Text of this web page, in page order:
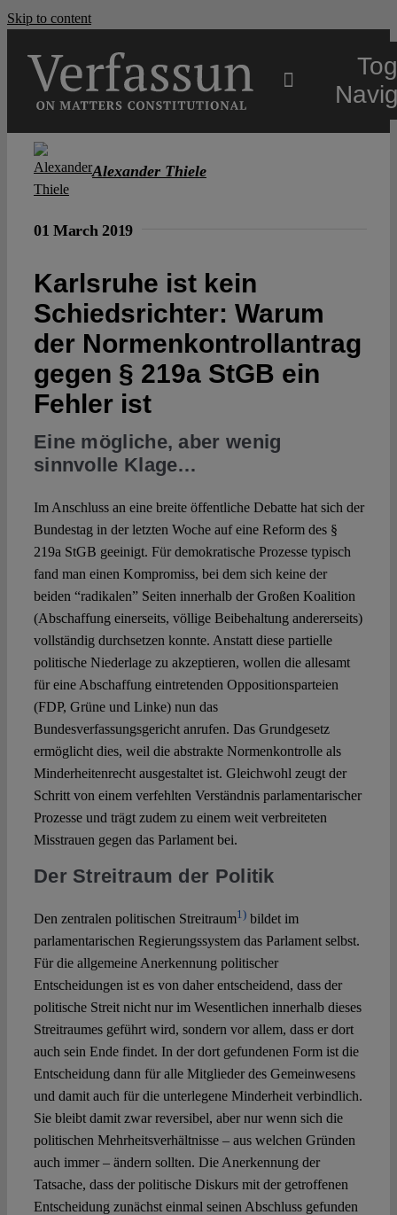
Skip to content
Open Access
Authors
Spotlight
Alexander Thiele
01 March 2019
Karlsruhe ist kein
Schiedsrichter: Warum
der Normen­kontroll­antrag
gegen § 219a StGB ein
Fehler ist
Eine mögliche, aber wenig
sinnvolle Klage…
Im Anschluss an eine breite öffentliche Debatte hat sich der
Bundestag in der letzten Woche auf eine Reform des §
219a StGB geeinigt. Für demokratische Prozesse typisch
fand man einen Kompromiss, bei dem sich keine der
beiden “radikalen” Seiten innerhalb der Großen Koalition
(Abschaffung einerseits, völlige Beibehaltung andererseits)
vollständig durchsetzen konnte. Anstatt diese partielle
politische Niederlage zu akzeptieren, wollen die allesamt
für eine Abschaffung eintretenden Oppositionsparteien
(FDP, Grüne und Linke) nun das
Bundesverfassungsgericht anrufen. Das Grundgesetz
ermöglicht dies, weil die abstrakte Normenkontrolle als
Minderheitenrecht ausgestaltet ist. Gleichwohl zeugt der
Schritt von einem verfehlten Verständnis parlamentarischer
Prozesse und trägt zudem zu einem weit verbreiteten
Misstrauen gegen das Parlament bei.
Der Streitraum der Politik
Den zentralen politischen Streitraum1)bildet im
parlamentarischen Regierungssystem das Parlament selbst.
Für die allgemeine Anerkennung politischer
Entscheidungen ist es von daher entscheidend, dass der
politische Streit nicht nur im Wesentlichen innerhalb dieses
Streitraumes geführt wird, sondern vor allem, dass er dort
auch sein Ende findet. In der dort gefundenen Form ist die
Entscheidung dann für alle Mitglieder des Gemeinwesens
und damit auch für die unterlegene Minderheit verbindlich.
Sie bleibt damit zwar reversibel, aber nur wenn sich die
politischen Mehrheitsverhältnisse – aus welchen Gründen
auch immer – ändern sollten. Die Anerkennung der
Tatsache, dass der politische Diskurs mit der getroffenen
Entscheidung zunächst einmal seinen Abschluss gefunden